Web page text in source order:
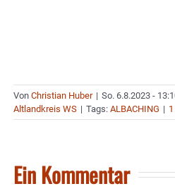
Von Christian Huber | So. 6.8.2023 -
Altlandkreis WS | Tags: ALBACHING |
Ein Kommentar